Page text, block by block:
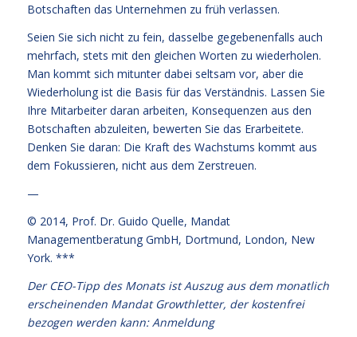
Botschaften das Unternehmen zu früh verlassen.
Seien Sie sich nicht zu fein, dasselbe gegebenenfalls auch
mehrfach, stets mit den gleichen Worten zu wiederholen.
Man kommt sich mitunter dabei seltsam vor, aber die
Wiederholung ist die Basis für das Verständnis. Lassen Sie
Ihre Mitarbeiter daran arbeiten, Konsequenzen aus den
Botschaften abzuleiten, bewerten Sie das Erarbeitete.
Denken Sie daran: Die Kraft des Wachstums kommt aus
dem Fokussieren, nicht aus dem Zerstreuen.
—
© 2014, Prof. Dr. Guido Quelle, Mandat
Managementberatung GmbH, Dortmund, London, New
York. ***
Der CEO-Tipp des Monats ist Auszug aus dem monatlich
erscheinenden Mandat Growthletter, der kostenfrei
bezogen werden kann:Anmeldung